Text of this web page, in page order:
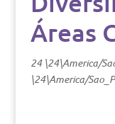
Áreas
24 \24\America/
\24\America/